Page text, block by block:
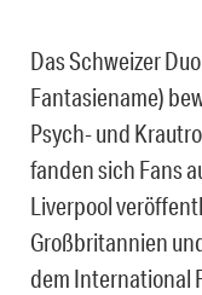
Das Schweizer
Fantasiename)
Psych- und
fanden sich Fans
Liverpool
Großbritannien
dem International